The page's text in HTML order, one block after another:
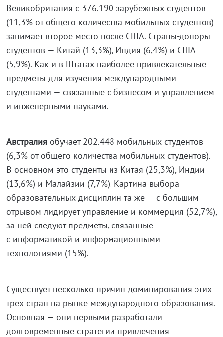
Великобритания с 376.190 зарубежных студентов
(11,3% от общего количества мобильных студентов)
занимает второе место после США. Страны-доноры
студентов — Китай (13,3%), Индия (6,4%) и США
(5,9%). Как и в Штатах наиболее привлекательные
предметы для изучения международными
студентами — связанные с бизнесом и управлением
и инженерными науками.
Австралия обучает 202.448 мобильных студентов
(6,3% от общего количества мобильных студентов).
В основном это студенты из Китая (25,3%), Индии
(13,6%) и Малайзии (7,7%). Картина выбора
образовательных дисциплин та же — с большим
отрывом лидирует управление и коммерция (52,7%),
за ней следуют предметы, связанные
с информатикой и информационными
технологиями (15%).
Существует несколько причин доминирования этих
трех стран на рынке международного образования.
Основная — они первыми разработали
долговременные стратегии привлечения